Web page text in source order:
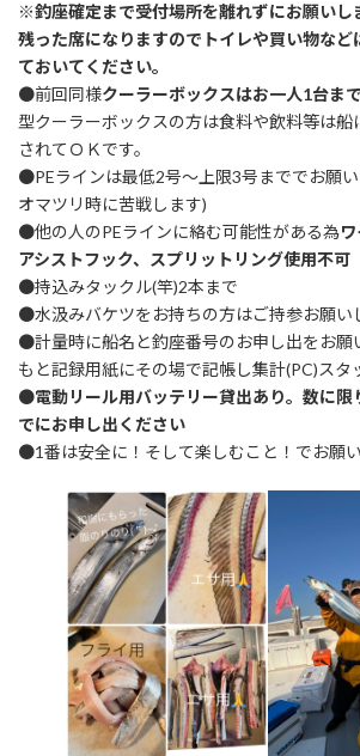
※釣座確定まで受付場所を離れずにお願いし
残った席になりますのでトイレや買い物な
ておいてください。
●前回同様クーラーボックスはお一人1台まで
型クーラーボックスの方は食料や飲料等は船
されてＯＫです。
●PEラインは最低2号～上限3号まででお願
オマツリ時に苦戦します)
●他の人のPEラインに絡む可能性がある為
アシストフック、スプリットリング使用不可
●持込みタックル(竿)2本まで
●水汲みバケツをお持ちの方はご持参お願い
●計量時に船名と釣座番号のお申し出をお願
もと記録用紙にその場で記帳し集計(PC)スタ
●電動リール用バッテリー貸出あり。数に限
でにお申し出ください
●1番は安全に！そして楽しむこと！でお願